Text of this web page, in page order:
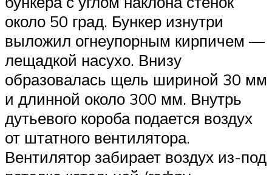
около 50 град. Бункер изнутри
выложил огнеупорным кирпичем —
лещадкой насухо. Внизу
образовалась щель шириной 30 мм
и длинной около 300 мм. Внутрь
дутьевого короба подается воздух
от штатного вентилятора.
Вентилятор забирает воздух из-под